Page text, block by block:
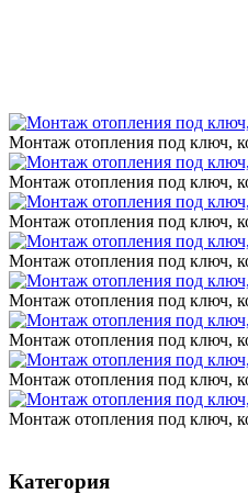
Монтаж отопления под ключ,
Монтаж отопления под ключ,
Монтаж отопления под ключ,
Монтаж отопления под ключ,
Монтаж отопления под ключ,
Монтаж отопления под ключ,
Монтаж отопления под ключ,
Монтаж отопления под ключ,
Категория